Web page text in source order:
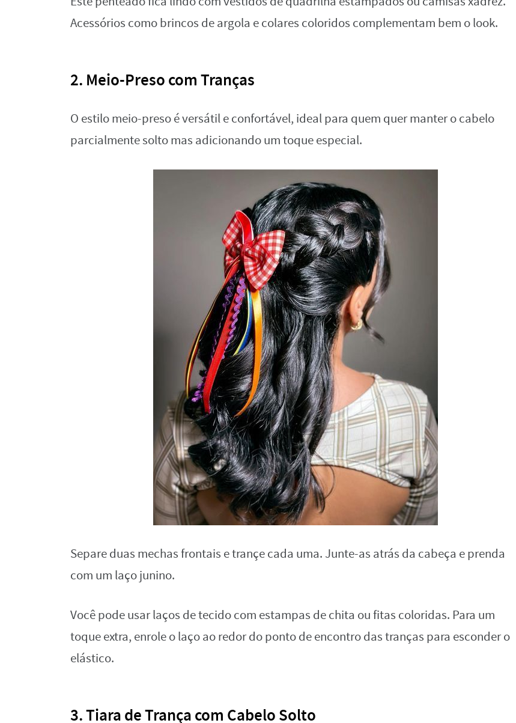
Acessórios como brincos de argola e colares coloridos complementam bem o look.
2. Meio-Preso com Tranças
O estilo meio-preso é versátil e confortável, ideal para quem quer manter o cabelo
parcialmente solto mas adicionando um toque especial.
Separe duas mechas frontais e trançe cada uma. Junte-as atrás da cabeça e prenda
com um laço junino.
Você pode usar laços de tecido com estampas de chita ou fitas coloridas. Para um
toque extra, enrole o laço ao redor do ponto de encontro das tranças para esconder o
elástico.
3. Tiara de Trança com Cabelo Solto